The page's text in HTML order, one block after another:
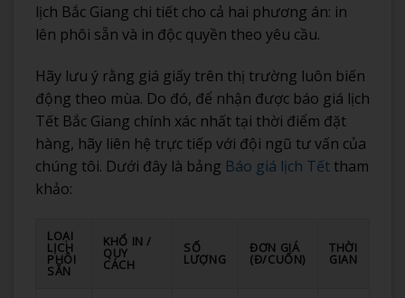
lịch Bắc Giang chi tiết cho cả hai phương án: in
lên phôi sẵn và in độc quyền theo yêu cầu.
Hãy lưu ý rằng giá giấy trên thị trường luôn biến
động theo mùa. Do đó, để nhận được báo giá lịch
Tết Bắc Giang chính xác nhất tại thời điểm đặt
hàng, hãy liên hệ trực tiếp với đội ngũ tư vấn của
chúng tôi. Dưới đây là bảng Báo giá lịch Tết tham
khảo:
LOẠI
LỊCH
PHÔI
SẴN
KHỔ IN /
QUY
CÁCH
SỐ
LƯỢNG
ĐƠN GIÁ
(Đ/CUỐN)
THỜI
GIAN